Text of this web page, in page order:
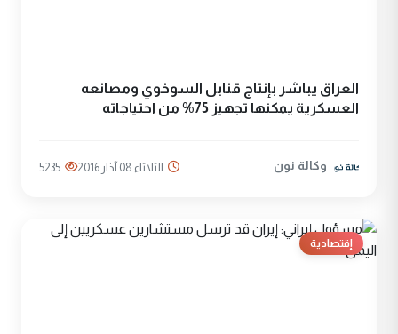
العراق يباشر بإنتاج قنابل السوخوي ومصانعه
العسكرية يمكنها تجهيز 75% من احتياجاته
وكالة نون الثلاثاء 08 آذار 2016 5235
إقتصادية